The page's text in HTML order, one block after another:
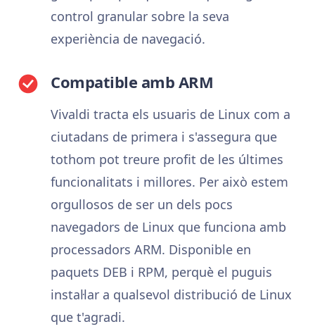
control granular sobre la seva
experiència de navegació.
Compatible amb ARM
Vivaldi tracta els usuaris de Linux com a
ciutadans de primera i s'assegura que
tothom pot treure profit de les últimes
funcionalitats i millores. Per això estem
orgullosos de ser un dels pocs
navegadors de Linux que funciona amb
processadors ARM. Disponible en
paquets DEB i RPM, perquè el puguis
instal·lar a qualsevol distribució de Linux
que t'agradi.